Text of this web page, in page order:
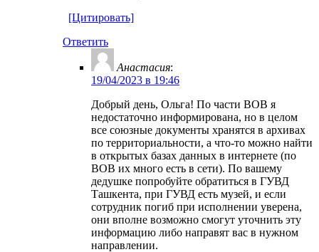
[Цитировать]
Ответить
Анастасия:
19/04/2023 в 19:46
Добрый день, Ольга! По части ВОВ я
недостаточно информирована, но в целом
все союзные документы хранятся в архивах
по территориальности, а что-то можно найти
в открытых базах данных в интернете (по
ВОВ их много есть в сети). По вашему
дедушке попробуйте обратиться в ГУВД
Ташкента, при ГУВД есть музей, и если
сотрудник погиб при исполнении уверена,
они вполне возможно смогут уточнить эту
информацию либо направят вас в нужном
направлении.